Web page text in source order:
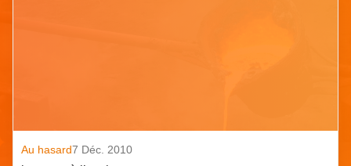
Au hasard7 Déc. 2010